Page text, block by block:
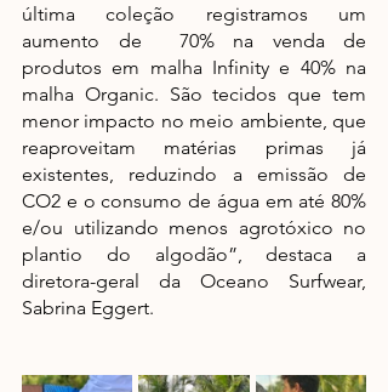
última coleção registramos um
aumento de  70% na venda de
produtos em malha Infinity e 40% na
malha Organic. São tecidos que tem
menor impacto no meio ambiente, que
reaproveitam matérias primas já
existentes, reduzindo a emissão de
CO2 e o consumo de água em até 80%
e/ou utilizando menos agrotóxico no
plantio do algodão”, destaca a
diretora-geral da Oceano Surfwear,
Sabrina Eggert.